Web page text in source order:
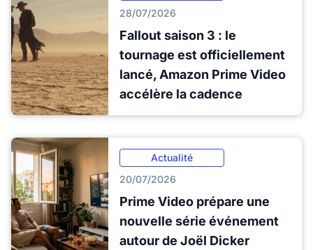
28/07/2026
Fallout saison 3 : le
tournage est officiellement
lancé, Amazon Prime Video
accélère la cadence
Actualité
20/07/2026
Prime Video prépare une
nouvelle série événement
autour de Joël Dicker